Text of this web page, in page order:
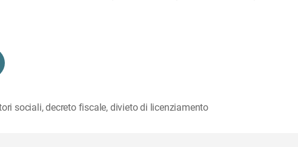
sociali,decreto fiscale, divieto di licenziamento